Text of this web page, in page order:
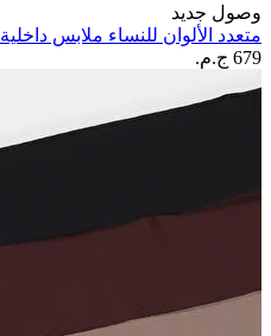
وصول جديد
متعدد الألوان للنساء ملابس داخلية
679 ج.م.‏